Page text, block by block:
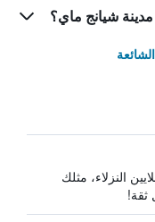
شيانج ماي؟
النزلاء، مثلك
ثقة!